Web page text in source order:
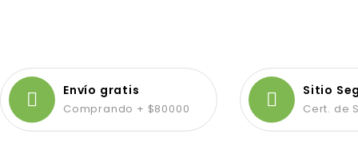
Envío gratis
Comprando + $80000
Sitio
Cert. de